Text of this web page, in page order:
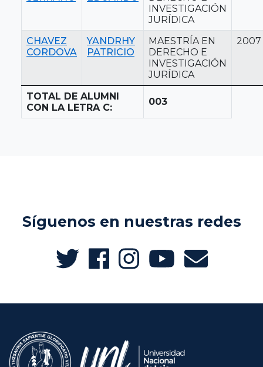
INVESTIGACIÓN
JURÍDICA
CHAVEZ
CORDOVA
YANDRHY
PATRICIO
MAESTRÍA EN
DERECHO E
INVESTIGACIÓN
JURÍDICA
2007
TOTAL DE ALUMNI
CON LA LETRA C:
003
Síguenos en nuestras redes